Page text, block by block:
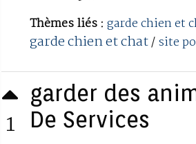
Thèmes liés : garde chien et
garde chien et chat/site
1
garder des
De Services